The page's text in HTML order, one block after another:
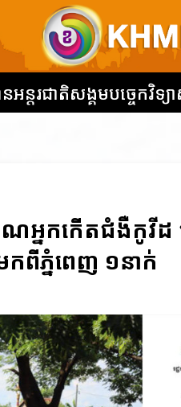
អន្តរជាតិសង្គមបច្ចេកវិទ្យា
ណអ្នកកើតជំងឺកូវី
កពីភ្នំពេញ ១នាក់